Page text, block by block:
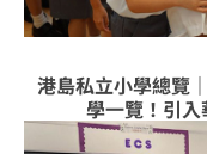
港島私立小學總覽
學一覽！引入